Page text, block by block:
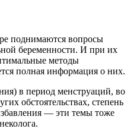
поднимаются вопросы
беременности. И при их
методы
полная информация о них.
в период менструаций, во
обстоятельствах, степень
— эти темы тоже